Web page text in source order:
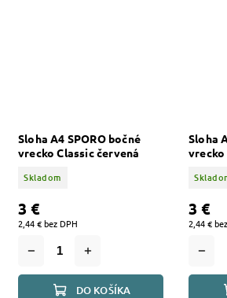
Sloha A4 SPORO bočné
vrecko Classic červená
Skladom
2,44 € bez DPH
3 €
DO KOŠÍKA
Sloha
vrecko
2,44 €
3 €